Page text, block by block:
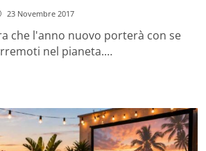
23 Novembre 2017
che l'anno nuovo porterà con se
nel pianeta.…